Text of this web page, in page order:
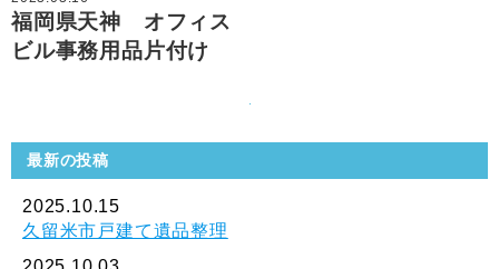
福岡県天神 オフィス
ビル事務用品片付け
最新の投稿
2025.10.15
久留米市戸建て遺品整理